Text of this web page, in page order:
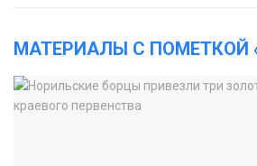
МАТЕРИАЛЫ С ПОМЕТКОЙ